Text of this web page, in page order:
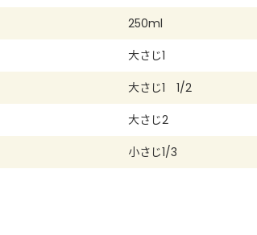
250ml
大さじ1
大さじ1 1/2
大さじ2
小さじ1/3